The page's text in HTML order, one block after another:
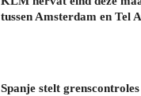
tussen Amsterdam en Tel
Spanje stelt